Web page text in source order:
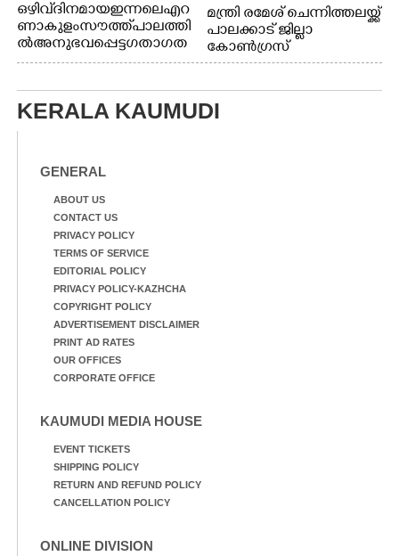
ഒഴിവ് ദിനമായ ഇന്നലെ എറ
ണാകുളം സൗത്ത് പാലത്തി
ൽ അനുഭവപ്പെട്ട ഗതാഗത
ക്കുരുക്ക്
മന്ത്രി രമേശ് ചെന്നിത്തലയ്ക്ക്
പാലക്കാട് ജില്ലാ
കോൺഗ്രസ്
KERALA KAUMUDI
GENERAL
ABOUT US
CONTACT US
PRIVACY POLICY
TERMS OF SERVICE
EDITORIAL POLICY
PRIVACY POLICY-KAZHCHA
COPYRIGHT POLICY
ADVERTISEMENT DISCLAIMER
PRINT AD RATES
OUR OFFICES
CORPORATE OFFICE
KAUMUDI MEDIA HOUSE
EVENT TICKETS
SHIPPING POLICY
RETURN AND REFUND POLICY
CANCELLATION POLICY
ONLINE DIVISION